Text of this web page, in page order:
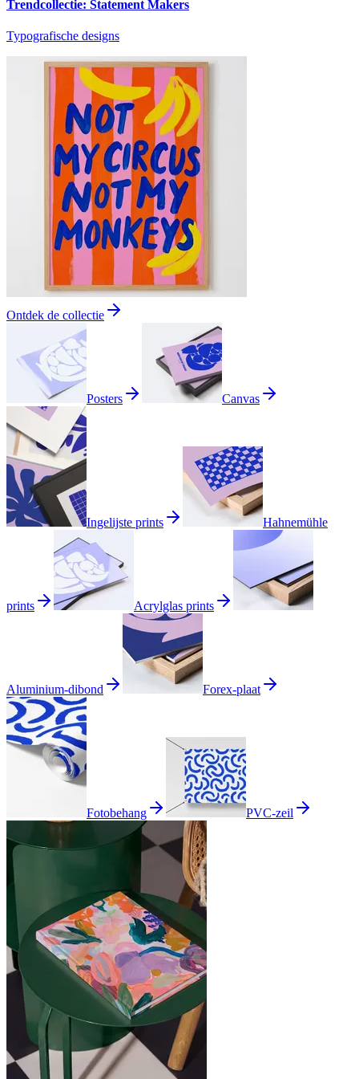
Trendcollectie: Statement Makers
Typografische designs
Ontdek de collectie
Posters Canvas
Ingelijste prints Hahnemühle
prints Acrylglas prints
Aluminium-dibond Forex-plaat
Fotobehang PVC-zeil